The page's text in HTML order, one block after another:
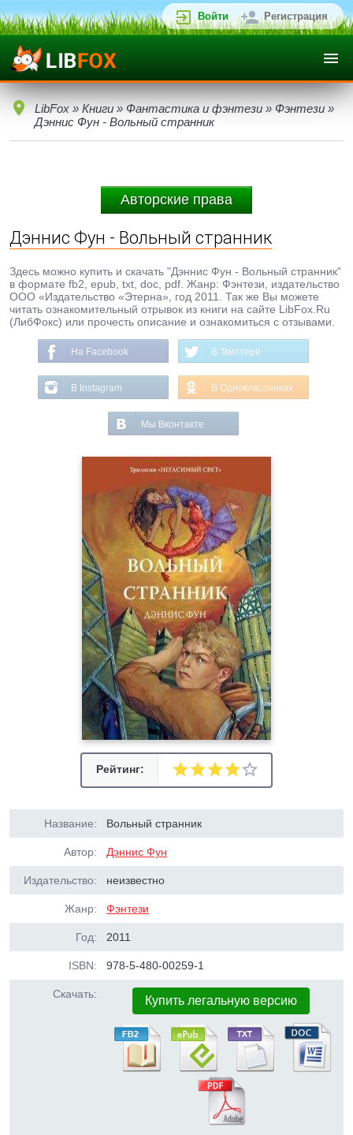
Войти Регистрация
LibFox » Книги » Фантастика и фэнтези » Фэнтези »
Дэннис Фун - Вольный странник
Авторские права
Дэннис Фун - Вольный странник
Здесь можно купить и скачать "Дэннис Фун - Вольный странник"
в формате fb2, epub, txt, doc, pdf. Жанр: Фэнтези, издательство
ООО «Издательство «Этерна», год 2011. Так же Вы можете
читать ознакомительный отрывок из книги на сайте LibFox.Ru
(ЛибФокс) или прочесть описание и ознакомиться с отзывами.
На Facebook В Твиттере
В Instagram В Одноклассниках
Мы Вконтакте
Рейтинг:
Название: Вольный странник
Автор: Дэннис Фун
Издательство: неизвестно
Жанр: Фэнтези
Год: 2011
ISBN: 978-5-480-00259-1
Скачать: Купить легальную версию